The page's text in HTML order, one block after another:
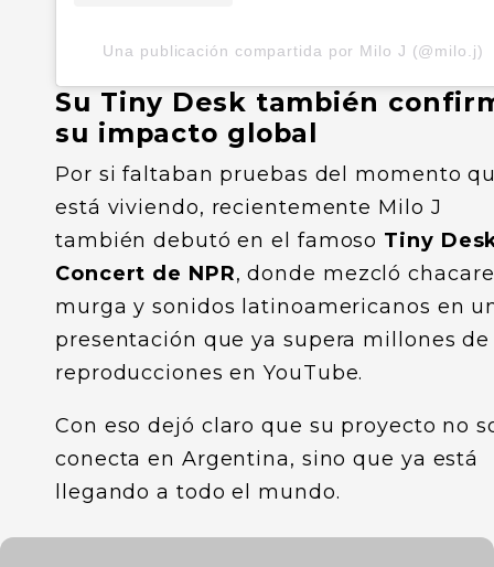
Una publicación compartida por Milo J (@milo.j)
Su Tiny Desk también
su impacto global
Por si faltaban pruebas del momento
está viviendo, recientemente Milo J
también debutó en el famoso Tiny
Concert de NPR, donde mezcló
murga y sonidos latinoamericanos en
presentación que ya supera millones de
reproducciones en YouTube.
Con eso dejó claro que su proyecto no
conecta en Argentina, sino que ya está
llegando a todo el mundo.